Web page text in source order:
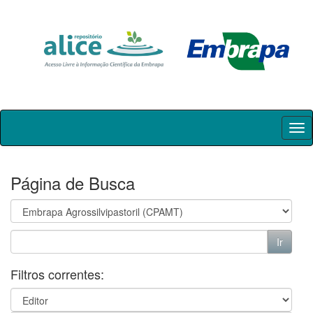
Skip
Página de Busca
Filtros correntes: